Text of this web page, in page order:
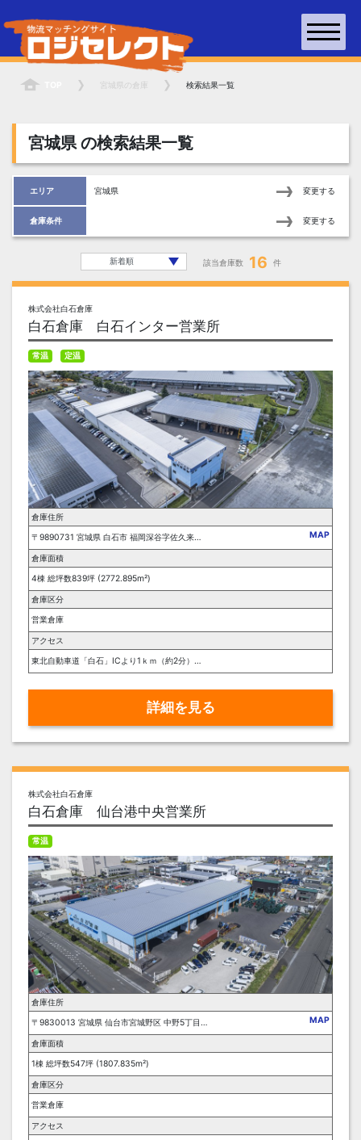
宮城県 の倉庫 検索結果一覧
宮城県の検索結果一覧
エリア 宮城県 変更する
倉庫条件 変更する
該当倉庫数 16 件
株式会社白石倉庫
白石倉庫 白石インター営業所
常温 定温
倉庫住所
〒9890731 宮城県 白石市 福岡深谷字佐久来５番地３１
MAP
倉庫面積
4棟 総坪数839坪 (2772.895m²)
倉庫区分
営業倉庫
アクセス
東北自動車道「白石」ICより1ｋｍ（約2分）、ＪＲ東北本線「白石」駅より5ｋｍ（車で約10分）
詳細を見る
株式会社白石倉庫
白石倉庫 仙台港中央営業所
常温
倉庫住所
〒9830013 宮城県 仙台市宮城野区 中野5丁目8-20
MAP
倉庫面積
1棟 総坪数547坪 (1807.835m²)
倉庫区分
営業倉庫
アクセス